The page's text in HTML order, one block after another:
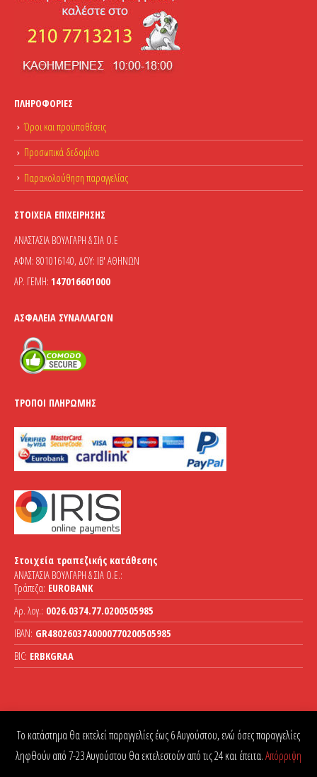
Το κατάστημα θα εκτελεί παραγγελίες έως 6 Αυγούστου, ενώ όσες παραγγελίες
ληφθούν από 7-23 Αυγούστου θα εκτελεστούν από τις 24 και έπειτα.Απόρριψη
ΠΛΗΡΟΦΟΡΊΕΣ
Όροι και προϋποθέσεις
Προσωπικά δεδομένα
Παρακολούθηση παραγγελίας
ΣΤΟΙΧΕΊΑ ΕΠΙΧΕΊΡΗΣΗΣ
ΑΝΑΣΤΑΣΙΑ ΒΟΥΛΓΑΡΗ & ΣΙΑ Ο.Ε
ΑΦΜ: 801016140, ΔΟΥ: ΙΒ' ΑΘΗΝΩΝ
ΑΡ. ΓΕΜΗ: 147016601000
ΑΣΦΆΛΕΙΑ ΣΥΝΑΛΛΑΓΏΝ
ΤΡΌΠΟΙ ΠΛΗΡΩΜΉΣ
Στοιχεία τραπεζικής κατάθεσης
ΑΝΑΣΤΑΣΙΑ ΒΟΥΛΓΑΡΗ & ΣΙΑ Ο.Ε.:
Τράπεζα: EUROBANK
Αρ. λογ.: 0026.0374.77.0200505985
IBAN: GR4802603740000770200505985
BIC: ERBKGRAA